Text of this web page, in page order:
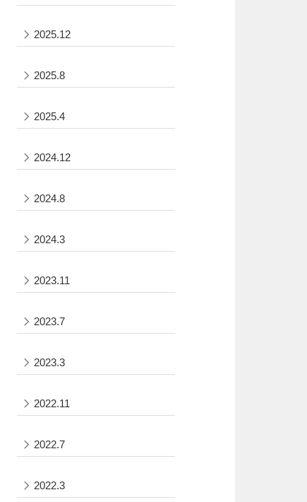
2025.12
2025.8
2025.4
2024.12
2024.8
2024.3
2023.11
2023.7
2023.3
2022.11
2022.7
2022.3